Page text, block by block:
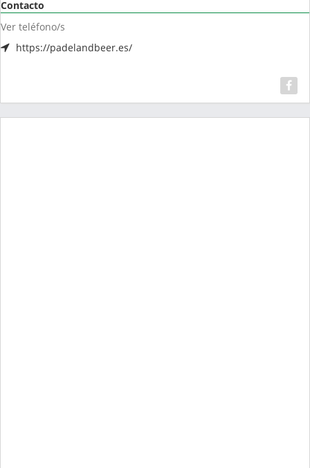
Contacto
Ver teléfono/s
https://padelandbeer.es/